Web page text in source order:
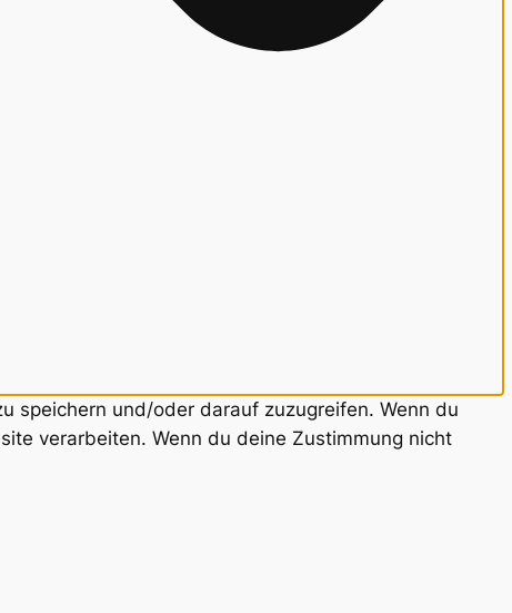
speichern und/oder darauf zuzugreifen. Wenn du
verarbeiten. Wenn du deine Zustimmung nicht